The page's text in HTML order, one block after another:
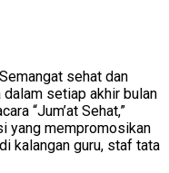
sehat dan
setiap akhir bulan
“Jum’at Sehat,”
yang mempromosikan
kalangan guru, staf tata